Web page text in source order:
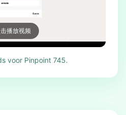
播放视频
voor Pinpoint 745.